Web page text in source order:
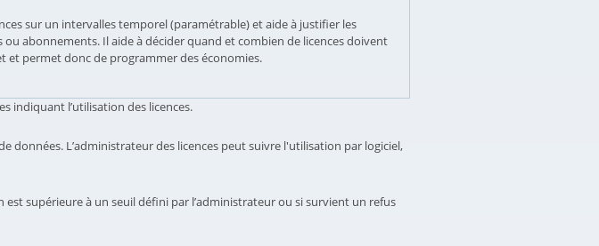
sur un intervalles temporel (paramétrable) et aide à justifier les
abonnements. Il aide à décider quand et combien de licences doivent
et permet donc de programmer des économies.
indiquant l’utilisation des licences.
données. L’administrateur des licences peut suivre l'utilisation par logiciel,
supérieure à un seuil défini par l’administrateur ou si survient un refus